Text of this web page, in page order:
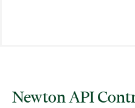
Newton API